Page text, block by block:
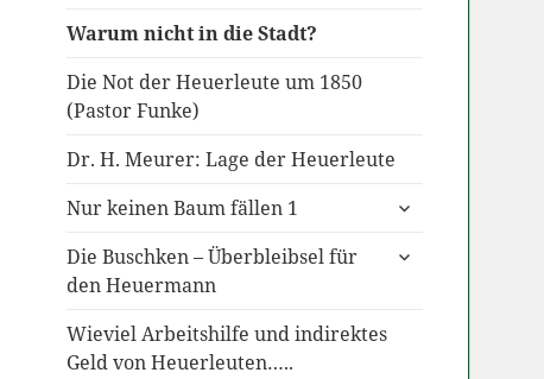
Warum nicht in die Stadt?
Die Not der Heuerleute um 1850
(Pastor Funke)
Dr. H. Meurer: Lage der Heuerleute
Nur keinen Baum fällen 1
untermenü
Die Buschken – Überbleibsel für
den Heuermann
untermenü
Wieviel Arbeitshilfe und indirektes
Geld von Heuerleuten…..